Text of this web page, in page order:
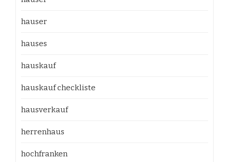
hauser
hauses
hauskauf
hauskauf checkliste
hausverkauf
herrenhaus
hochfranken